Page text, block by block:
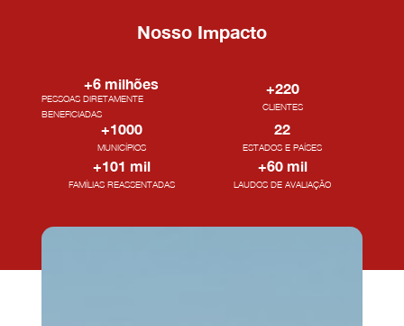
Nosso Impacto
PESSOAS DIRETAMENTE
BENEFICIADAS
+6 milhões
CLIENTES
+220
MUNICÍPIOS
+1000
ESTADOS E PAÍSES
22
FAMÍLIAS REASSENTADAS
+101 mil
LAUDOS DE AVALIAÇÃO
+60 mil